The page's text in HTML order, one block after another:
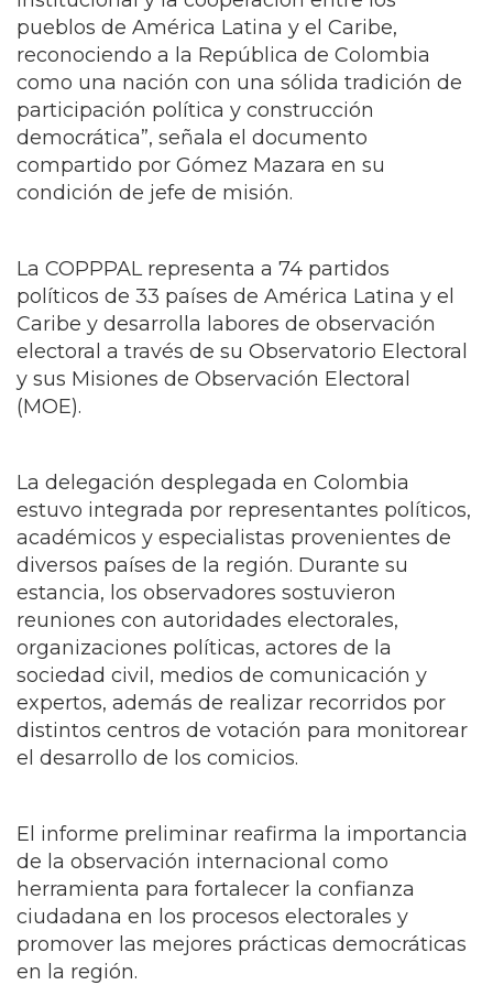
pueblos de América Latina y el Caribe,
reconociendo a la República de Colombia
como una nación con una sólida tradición de
participación política y construcción
democrática”, señala el documento
compartido por Gómez Mazara en su
condición de jefe de misión.
La COPPPAL representa a 74 partidos
políticos de 33 países de América Latina y el
Caribe y desarrolla labores de observación
electoral a través de su Observatorio Electoral
y sus Misiones de Observación Electoral
(MOE).
La delegación desplegada en Colombia
estuvo integrada por representantes políticos,
académicos y especialistas provenientes de
diversos países de la región. Durante su
estancia, los observadores sostuvieron
reuniones con autoridades electorales,
organizaciones políticas, actores de la
sociedad civil, medios de comunicación y
expertos, además de realizar recorridos por
distintos centros de votación para monitorear
el desarrollo de los comicios.
El informe preliminar reafirma la importancia
de la observación internacional como
herramienta para fortalecer la confianza
ciudadana en los procesos electorales y
promover las mejores prácticas democráticas
en la región.